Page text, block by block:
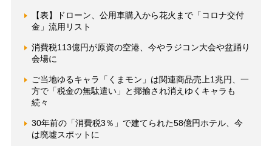
【表】ドローン、公用車購入から花火まで「コロナ交付
金」流用リスト
消費税113億円が原資の空港、今やラジコン大会や盆踊り
会場に
ご当地ゆるキャラ「くまモン」は関連商品売上1兆円、一
方で「税金の無駄遣い」と揶揄され消えゆくキャラも
続々
30年前の「消費税3％」で建てられた58億円ホテル、今
は廃墟スポットに